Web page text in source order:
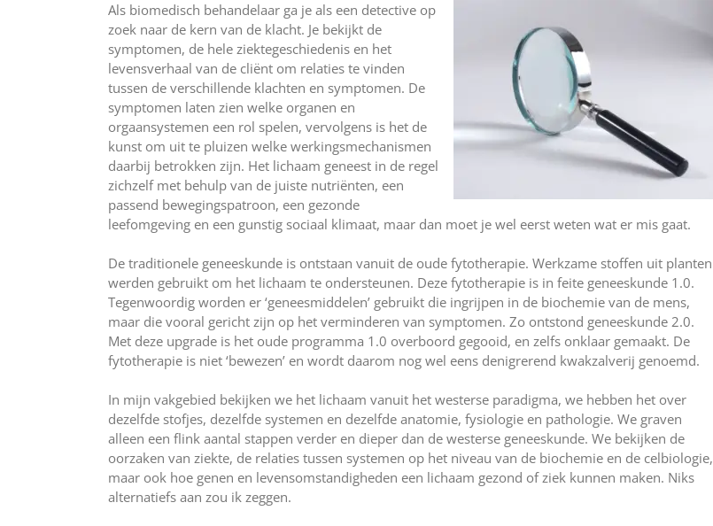
Als biomedisch behandelaar ga je als een detective op
zoek naar de kern van de klacht. Je bekijkt de
symptomen, de hele ziektegeschiedenis en het
levensverhaal van de cliënt om relaties te vinden
tussen de verschillende klachten en symptomen. De
symptomen laten zien welke organen en
orgaansystemen een rol spelen, vervolgens is het de
kunst om uit te pluizen welke werkingsmechanismen
daarbij betrokken zijn. Het lichaam geneest in de regel
zichzelf met behulp van de juiste nutriënten, een
passend bewegingspatroon, een gezonde
leefomgeving en een gunstig sociaal klimaat, maar dan moet je wel eerst weten wat er mis gaat.
De traditionele geneeskunde is ontstaan vanuit de oude fytotherapie. Werkzame stoffen uit planten
werden gebruikt om het lichaam te ondersteunen. Deze fytotherapie is in feite geneeskunde 1.0.
Tegenwoordig worden er ‘geneesmiddelen’ gebruikt die ingrijpen in de biochemie van de mens,
maar die vooral gericht zijn op het verminderen van symptomen. Zo ontstond geneeskunde 2.0.
Met deze upgrade is het oude programma 1.0 overboord gegooid, en zelfs onklaar gemaakt. De
fytotherapie is niet ‘bewezen’ en wordt daarom nog wel eens denigrerend kwakzalverij genoemd.
In mijn vakgebied bekijken we het lichaam vanuit het westerse paradigma, we hebben het over
dezelfde stofjes, dezelfde systemen en dezelfde anatomie, fysiologie en pathologie. We graven
alleen een flink aantal stappen verder en dieper dan de westerse geneeskunde. We bekijken de
oorzaken van ziekte, de relaties tussen systemen op het niveau van de biochemie en de celbiologie,
maar ook hoe genen en levensomstandigheden een lichaam gezond of ziek kunnen maken. Niks
alternatiefs aan zou ik zeggen.